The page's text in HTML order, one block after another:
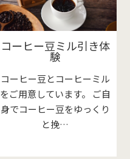
コーヒー豆ミル引き体
験
コーヒー豆とコーヒーミル
をご用意しています。 ご自
身でコーヒー豆をゆっくり
と挽…